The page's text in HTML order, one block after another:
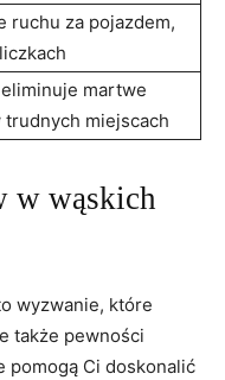
ruchu za pojazdem,
martwe
trudnych miejscach
w wąskich
wyzwanie, które
także pewności
pomogą Ci doskonalić